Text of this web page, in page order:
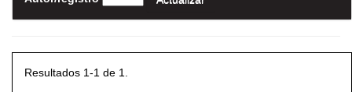
Resultados 1-1 de 1.